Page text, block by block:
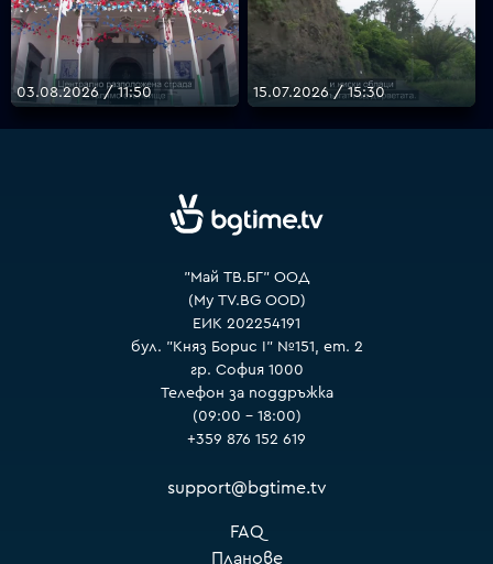
03.08.2026 / 11:50 15.07.2026 / 15:30
"Май ТВ.БГ" ООД
(My TV.BG OOD)
ЕИК 202254191
бул. "Княз Борис I" №151, ет. 2
гр. София 1000
Телефон за поддръжка
(09:00 – 18:00)
+359 876 152 619
support@bgtime.tv
FAQ
Планове